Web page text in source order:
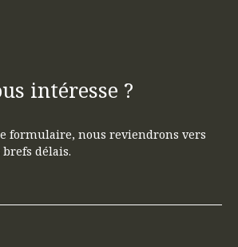
intéresse ?
formulaire, nous reviendrons vers
délais.